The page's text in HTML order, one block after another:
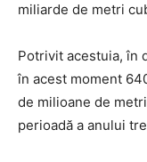
miliarde de metri
Potrivit acestuia, în
în acest moment
de milioane de
perioadă a anului